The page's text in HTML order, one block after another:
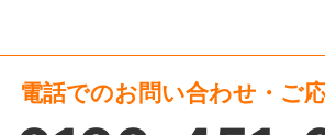
電話でのお問い合わせ・ご